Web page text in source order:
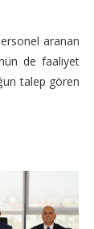
aranan
de faaliyet
talep gören